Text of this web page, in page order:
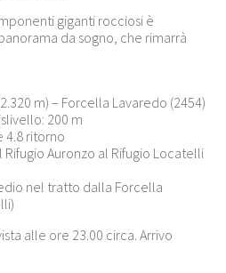
giganti rocciosi è
da sogno, che rimarrà
m) – Forcella Lavaredo (2454)
200 m
4.8 ritorno
Auronzo al Rifugio Locatelli
nel tratto dalla Forcella
alle ore 23.00 circa. Arrivo